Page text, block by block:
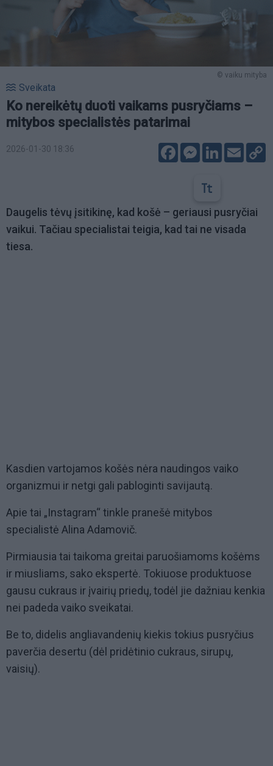
© vaiku mityba
Sveikata
Ko nereikėtų duoti vaikams pusryčiams –
mitybos specialistės patarimai
2026-01-30 18:36 FacebookMessenger
LinkedIn
Email
Daugelis tėvų įsitikinę, kad košė – geriausi pusryčiai
vaikui. Tačiau specialistai teigia, kad tai ne visada
tiesa.
Kasdien vartojamos košės nėra naudingos vaiko
organizmui ir netgi gali pabloginti savijautą.
Apie tai „Instagram“ tinkle pranešė mitybos
specialistė Alina Adamovič.
Pirmiausia tai taikoma greitai paruošiamoms košėms
ir miusliams, sako ekspertė. Tokiuose produktuose
gausu cukraus ir įvairių priedų, todėl jie dažniau kenkia
nei padeda vaiko sveikatai.
Be to, didelis angliavandenių kiekis tokius pusryčius
paverčia desertu (dėl pridėtinio cukraus, sirupų,
vaisių).